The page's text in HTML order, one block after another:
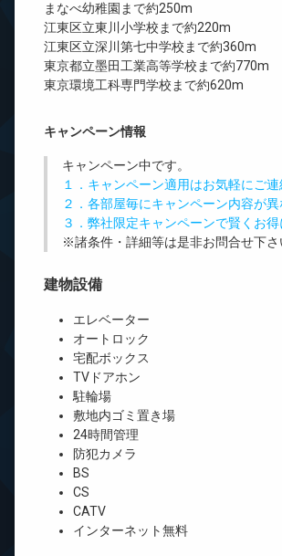
まなべ幼稚園まで約250m
江東区立東川小学校まで約220m
江東区立深川第七中学校まで約360m
東京都立墨田工業高等学校まで約770m
東京環境工科専門学校まで約620m
キャンペーン情報
キャンペーン中です。
１．キャンペーン適用はお気軽にご連
２．各部屋毎にキャンペーン内容が異
３．弊社限定キャンペーンで賢くお得
※諸条件・詳細等は是非お問合せ下さ
建物設備
エレベーター
オートロック
宅配ボックス
TVドアホン
駐輪場
敷地内ゴミ置き場
24時間管理
防犯カメラ
BS
CS
CATV
インターネット無料